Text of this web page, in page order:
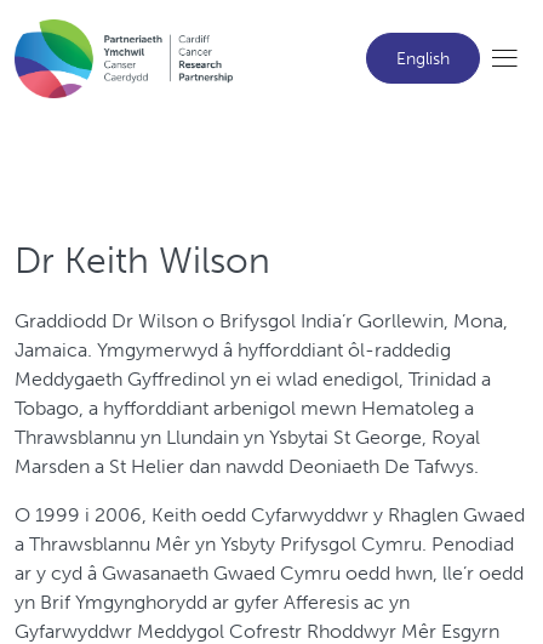
English
Dr Keith Wilson
Graddiodd Dr Wilson o Brifysgol India’r Gorllewin, Mona,
Jamaica. Ymgymerwyd â hyfforddiant ôl-raddedig
Meddygaeth Gyffredinol yn ei wlad enedigol, Trinidad a
Tobago, a hyfforddiant arbenigol mewn Hematoleg a
Thrawsblannu yn Llundain yn Ysbytai St George, Royal
Marsden a St Helier dan nawdd Deoniaeth De Tafwys.
O 1999 i 2006, Keith oedd Cyfarwyddwr y Rhaglen Gwaed
a Thrawsblannu Mêr yn Ysbyty Prifysgol Cymru. Penodiad
ar y cyd â Gwasanaeth Gwaed Cymru oedd hwn, lle’r oedd
yn Brif Ymgynghorydd ar gyfer Afferesis ac yn
Gyfarwyddwr Meddygol Cofrestr Rhoddwyr Mêr Esgyrn